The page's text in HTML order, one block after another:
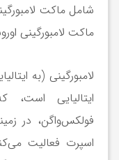
شامل ماکت
ماکت لامبورگینی
ایتالیایی است،
فولکس‌واگن، در